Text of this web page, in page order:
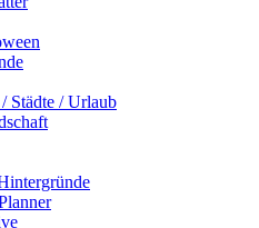
Städte / Urlaub